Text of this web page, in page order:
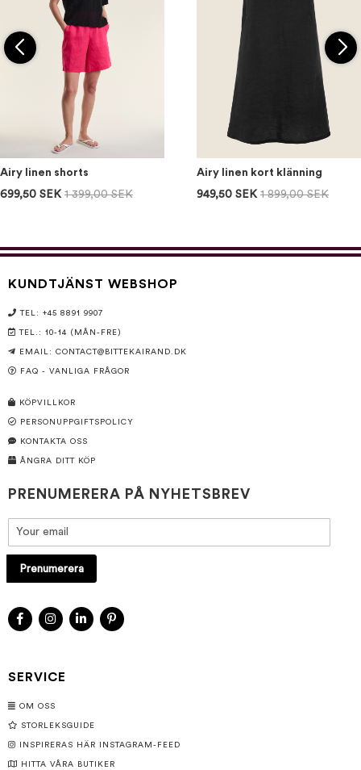
Airy linen shorts
699,50 SEK 1 399,00 SEK
Airy linen kort klänning
949,50 SEK 1 899,00 SEK
KUNDTJÄNST WEBSHOP
TEL: +45 8891 9907
TEL.: 10-14 (MÅN-FRE)
EMAIL: CONTACT@BITTEKAIRAND.DK
FAQ - VANLIGA FRÅGOR
KÖPVILLKOR
PERSONUPPGIFTSPOLICY
KONTAKTA OSS
ÅNGRA DITT KÖP
PRENUMERERA PÅ NYHETSBREV
Prenumerera
SERVICE
OM OSS
STORLEKSGUIDE
INSPIRERAS HÄR INSTAGRAM-FEED
HITTA VÅRA BUTIKER